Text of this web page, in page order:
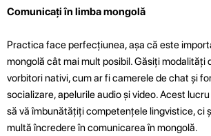
Comunicați în limba mongolă
Practica face perfecțiunea, așa că este
mongolă cât mai mult posibil. Găsiți modalități
vorbitori nativi, cum ar fi camerele de chat și
socializare, apelurile audio și video. Acest
să vă îmbunătățiți competențele lingvistice, ci
multă încredere în comunicarea în mongolă.